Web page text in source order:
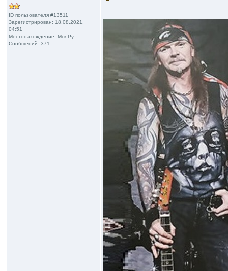
ID пользователя #13511
Зарегистрирован: 18.08.2021,
04:51
Местонахождение: Мск.Ру
Сообщений: 371